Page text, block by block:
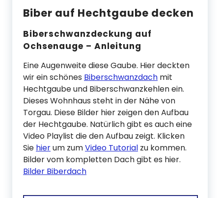
Biber auf Hechtgaube decken
Biberschwanzdeckung auf
Ochsenauge – Anleitung
Eine Augenweite diese Gaube. Hier deckten
wir ein schönes Biberschwanzdach mit
Hechtgaube und Biberschwanzkehlen ein.
Dieses Wohnhaus steht in der Nähe von
Torgau. Diese Bilder hier zeigen den Aufbau
der Hechtgaube. Natürlich gibt es auch eine
Video Playlist die den Aufbau zeigt. Klicken
Sie hierum zumVideo Tutorial zu kommen.
Bilder vom kompletten Dach gibt es hier.
Bilder Biberdach